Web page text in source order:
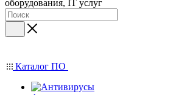
оборудования, IT услуг
Каталог ПО